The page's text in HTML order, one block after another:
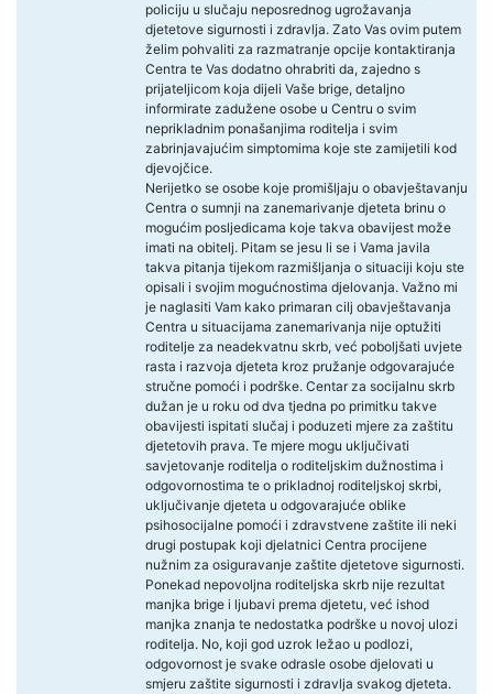
policiju u slučaju neposrednog ugrožavanja
djetetove sigurnosti i zdravlja. Zato Vas ovim putem
želim pohvaliti za razmatranje opcije kontaktiranja
Centra te Vas dodatno ohrabriti da, zajedno s
prijateljicom koja dijeli Vaše brige, detaljno
informirate zadužene osobe u Centru o svim
neprikladnim ponašanjima roditelja i svim
zabrinjavajućim simptomima koje ste zamijetili kod
djevojčice.
Nerijetko se osobe koje promišljaju o obavještavanju
Centra o sumnji na zanemarivanje djeteta brinu o
mogućim posljedicama koje takva obavijest može
imati na obitelj. Pitam se jesu li se i Vama javila
takva pitanja tijekom razmišljanja o situaciji koju ste
opisali i svojim mogućnostima djelovanja. Važno mi
je naglasiti Vam kako primaran cilj obavještavanja
Centra u situacijama zanemarivanja nije optužiti
roditelje za neadekvatnu skrb, već poboljšati uvjete
rasta i razvoja djeteta kroz pružanje odgovarajuće
stručne pomoći i podrške. Centar za socijalnu skrb
dužan je u roku od dva tjedna po primitku takve
obavijesti ispitati slučaj i poduzeti mjere za zaštitu
djetetovih prava. Te mjere mogu uključivati
savjetovanje roditelja o roditeljskim dužnostima i
odgovornostima te o prikladnoj roditeljskoj skrbi,
uključivanje djeteta u odgovarajuće oblike
psihosocijalne pomoći i zdravstvene zaštite ili neki
drugi postupak koji djelatnici Centra procijene
nužnim za osiguravanje zaštite djetetove sigurnosti.
Ponekad nepovoljna roditeljska skrb nije rezultat
manjka brige i ljubavi prema djetetu, već ishod
manjka znanja te nedostatka podrške u novoj ulozi
roditelja. No, koji god uzrok ležao u podlozi,
odgovornost je svake odrasle osobe djelovati u
smjeru zaštite sigurnosti i zdravlja svakog djeteta.